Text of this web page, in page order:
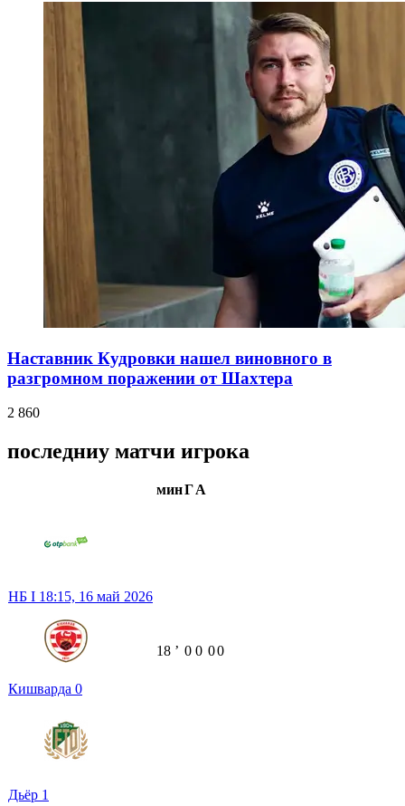
Наставник Кудровки нашел виновного в
разгромном поражении от Шахтера
2 860
последниу матчи игрока
минГА
НБ I 18:15, 16 май 2026
Кишварда 0
Дьёр 1
18 ʼ 0 0 00